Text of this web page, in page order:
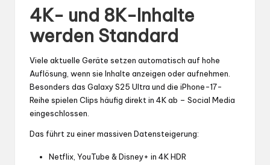
4K- und 8K-Inhalte
werden Standard
Viele aktuelle Geräte setzen automatisch auf hohe
Auflösung, wenn sie Inhalte anzeigen oder aufnehmen.
Besonders das Galaxy S25 Ultra und die iPhone-17-
Reihe spielen Clips häufig direkt in 4K ab – Social Media
eingeschlossen.
Das führt zu einer massiven Datensteigerung:
Netflix, YouTube & Disney+ in 4K HDR